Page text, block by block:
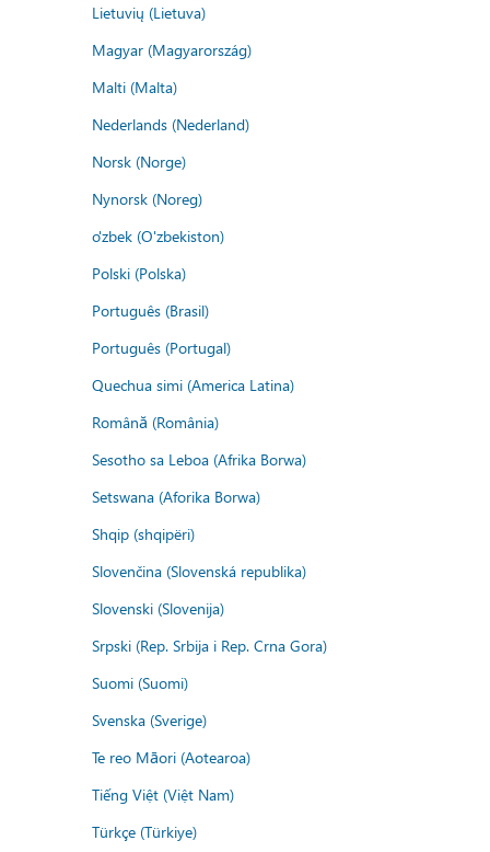
Lietuvių (Lietuva)
Magyar (Magyarország)
Malti (Malta)
Nederlands (Nederland)
Norsk (Norge)
Nynorsk (Noreg)
o'zbek (O'zbekiston)
Polski (Polska)
Português (Brasil)
Português (Portugal)
Quechua simi (America Latina)
Română (România)
Sesotho sa Leboa (Afrika Borwa)
Setswana (Aforika Borwa)
Shqip (shqipëri)
Slovenčina (Slovenská republika)
Slovenski (Slovenija)
Srpski (Rep. Srbija i Rep. Crna Gora)
Suomi (Suomi)
Svenska (Sverige)
Te reo Māori (Aotearoa)
Tiếng Việt (Việt Nam)
Türkçe (Türkiye)